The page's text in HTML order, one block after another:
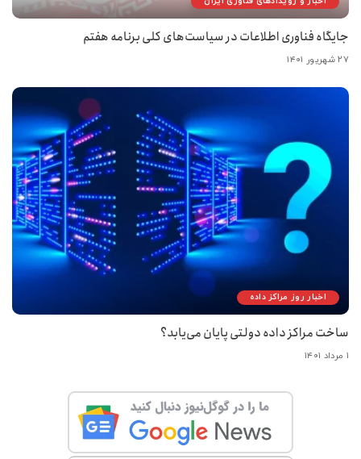
جایگاه فناوری اطلاعات در سیاست‌های کلی برنامه هفتم
۲۷ شهریور ۱۴۰۱
اخبار روز مراکز داده
ساخت مراکز داده دولتی پایان می‌یابد؟
۱ مرداد ۱۴۰۱